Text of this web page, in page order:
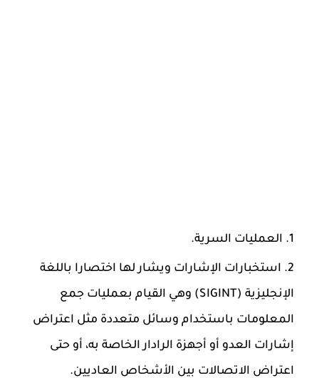
العمليات السرية.
استخبارات الإشارات ويشار لها اختصارا باللغة
الإنجليزية (SIGINT) وهي القيام بعمليات جمع
المعلومات باستخدام وسائل متعددة مثل اعتراض
إشارات العدو أو أجهزة الرادار الخاصة به، أو حتى
اعتراض الاتصالات بين الأشخاص العاديين.